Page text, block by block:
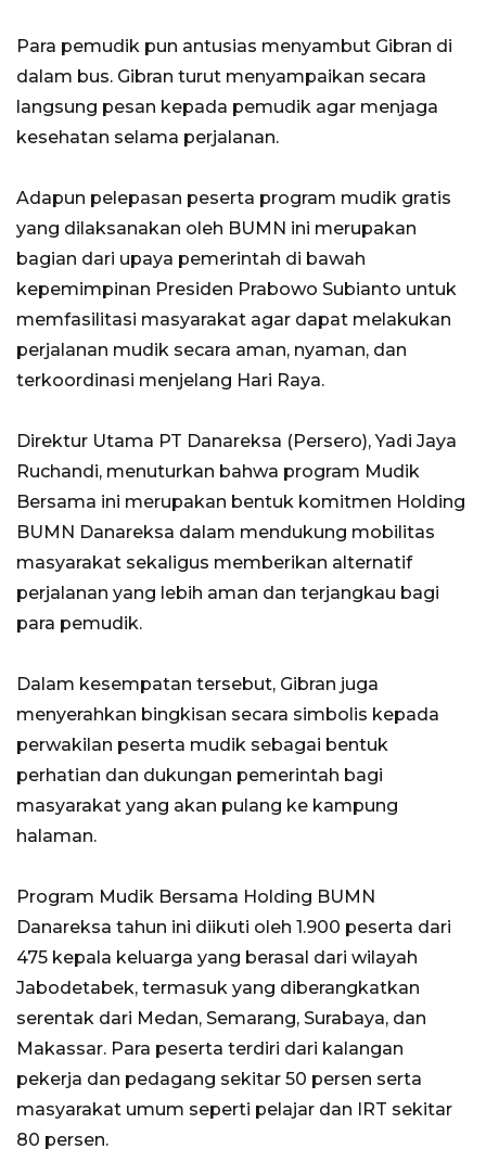
Para pemudik pun antusias menyambut Gibran di
dalam bus. Gibran turut menyampaikan secara
langsung pesan kepada pemudik agar menjaga
kesehatan selama perjalanan.
Adapun pelepasan peserta program mudik gratis
yang dilaksanakan oleh BUMN ini merupakan
bagian dari upaya pemerintah di bawah
kepemimpinan Presiden Prabowo Subianto untuk
memfasilitasi masyarakat agar dapat melakukan
perjalanan mudik secara aman, nyaman, dan
terkoordinasi menjelang Hari Raya.
Direktur Utama PT Danareksa (Persero), Yadi Jaya
Ruchandi, menuturkan bahwa program Mudik
Bersama ini merupakan bentuk komitmen Holding
BUMN Danareksa dalam mendukung mobilitas
masyarakat sekaligus memberikan alternatif
perjalanan yang lebih aman dan terjangkau bagi
para pemudik.
Dalam kesempatan tersebut, Gibran juga
menyerahkan bingkisan secara simbolis kepada
perwakilan peserta mudik sebagai bentuk
perhatian dan dukungan pemerintah bagi
masyarakat yang akan pulang ke kampung
halaman.
Program Mudik Bersama Holding BUMN
Danareksa tahun ini diikuti oleh 1.900 peserta dari
475 kepala keluarga yang berasal dari wilayah
Jabodetabek, termasuk yang diberangkatkan
serentak dari Medan, Semarang, Surabaya, dan
Makassar. Para peserta terdiri dari kalangan
pekerja dan pedagang sekitar 50 persen serta
masyarakat umum seperti pelajar dan IRT sekitar
80 persen.